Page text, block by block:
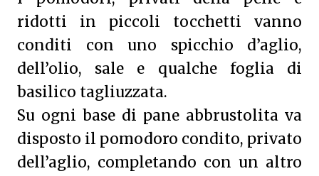
ridotti in piccoli tocchetti vanno
conditi con uno spicchio d’aglio,
dell’olio, sale e qualche foglia di
basilico tagliuzzata.
Su ogni base di pane abbrustolita va
disposto il pomodoro condito, privato
dell’aglio, completando con un altro